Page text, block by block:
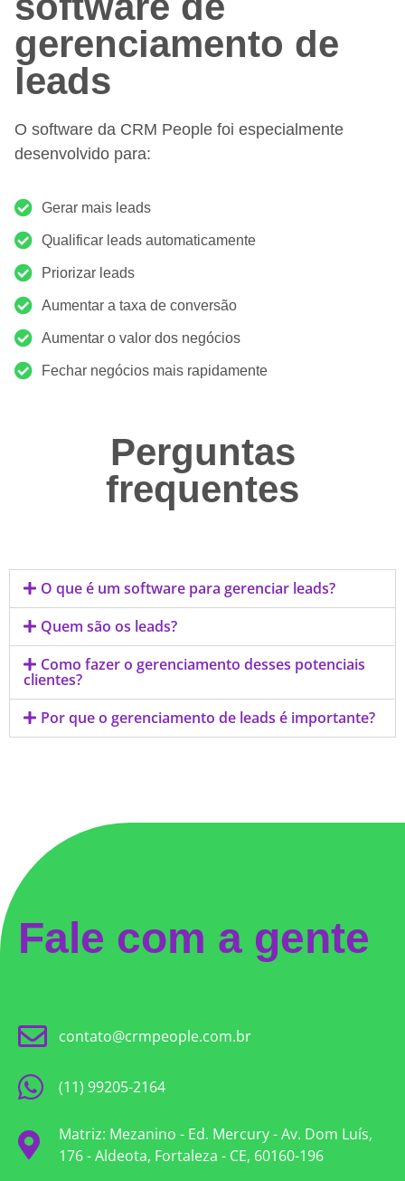
gerenciamento de
leads
O software da CRM People foi especialmente
desenvolvido para:
Gerar mais leads
Qualificar leads automaticamente
Priorizar leads
Aumentar a taxa de conversão
Aumentar o valor dos negócios
Fechar negócios mais rapidamente
Perguntas
frequentes
O que é um software para gerenciar leads?
Quem são os leads?
Como fazer o gerenciamento desses potenciais
clientes?
Por que o gerenciamento de leads é importante?
Fale com a gente
contato@crmpeople.com.br
(11) 99205-2164
Matriz: Mezanino - Ed. Mercury - Av. Dom Luís,
176 - Aldeota, Fortaleza - CE, 60160-196